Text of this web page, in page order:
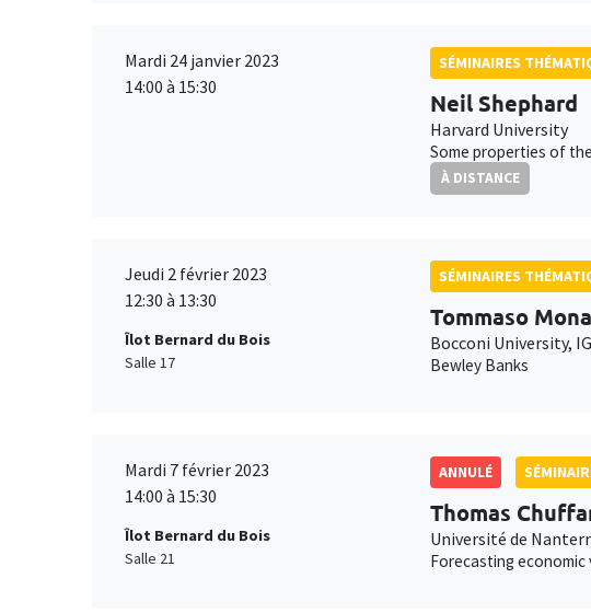
Mardi 24 janvier 2023
14:00 à 15:30
SÉMINAIRES
Neil Shephard
Harvard University
Some properties of
À DISTANCE
Jeudi 2 février 2023
12:30 à 13:30
Îlot Bernard du Bois
Salle 17
SÉMINAIRES
Tommaso
Bocconi University,
Bewley Banks
Mardi 7 février 2023
14:00 à 15:30
Îlot Bernard du Bois
Salle 21
ANNULÉ
Thomas
Université de
Forecasting economic